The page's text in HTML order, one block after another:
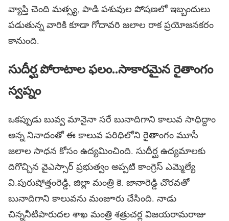
వ్యాప్తి చెంది మత్స్య, పాడి పశువుల పోషణలో ఇబ్బందులు
పడుతున్న వారికి కూడా గోదావరి జలాల రాక ప్రయోజనకరం
కానుంది.
సుదీర్ఘ పోరాటాల ఫలం..సాకారమైన రైతాంగం
స్వప్నం
ఒకప్పుడు బువ్వ మానైనా సరే బునాదిగాని కాలువ సాధిద్దాం
అన్న నినాదంతో ఈ కాలువ పరిధిలోని రైతాంగం మూసీ
జలాల సాధన కోసం ఉద్యమించింది. సుదీర్ఘ ఉద్యమాలకు
దిగొచ్చిన వైఎస్సార్ ప్రభుత్వం అప్పటి కాంగ్రెస్ ఎమ్మెల్యే
వి.పురుషోత్తంరెడ్డి, జిల్లా మంత్రి కె. జానారెడ్డి చొరవతో
బునాదిగాని కాలువను మంజూరు చేసింది. నాడు
చిన్ననీటిపారుదల శాఖ మంత్రి శత్రుచర్ల విజయరామరాజు